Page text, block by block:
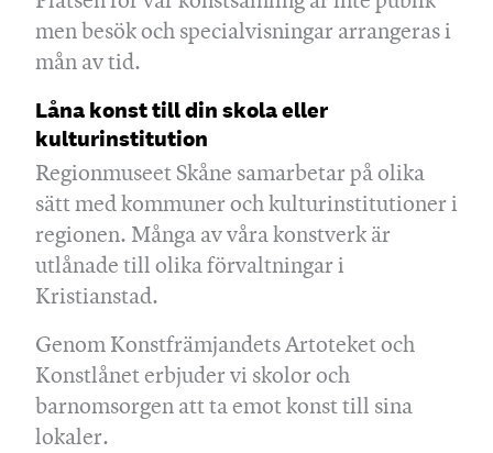
men besök och specialvisningar arrangeras i
mån av tid.
Låna konst till din skola eller
kulturinstitution
Regionmuseet Skåne samarbetar på olika
sätt med kommuner och kulturinstitutioner i
regionen. Många av våra konstverk är
utlånade till olika förvaltningar i
Kristianstad.
Genom Konstfrämjandets Artoteket och
Konstlånet erbjuder vi skolor och
barnomsorgen att ta emot konst till sina
lokaler.